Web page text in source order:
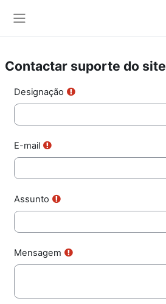
Contactar suporte do site
Designação
E-mail
Assunto
Mensagem